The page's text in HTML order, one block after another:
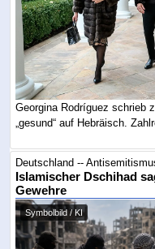
Georgina Rodríguez schrieb
„gesund“ auf Hebräisch.
Deutschland --
Islamischer Dschihad
Gewehre
Symbolbild / KI